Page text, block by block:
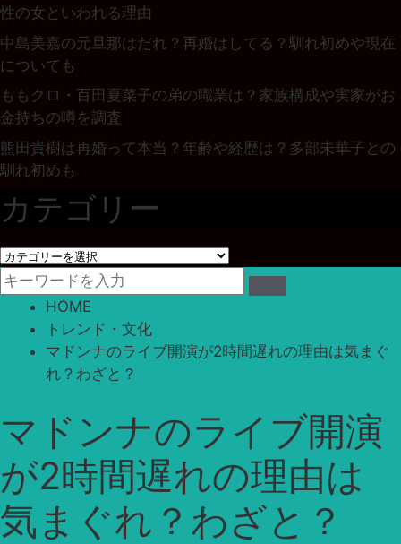
性の女といわれる理由
中島美嘉の元旦那はだれ？再婚はしてる？馴れ初めや現在
についても
ももクロ・百田夏菜子の弟の職業は？家族構成や実家がお
金持ちの噂を調査
熊田貴樹は再婚って本当？年齢や経歴は？多部未華子との
馴れ初めも
カテゴリー
カ
テ
ゴ
HOME
トレンド・文化
マドンナのライブ開演が2時間遅れの理由は気まぐ
れ？わざと？
マドンナのライブ開演
が2時間遅れの理由は
気まぐれ？わざと？